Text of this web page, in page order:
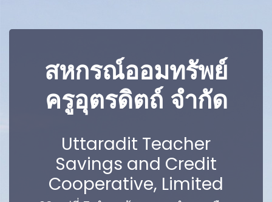
สหกรณ์ออมทรัพย์
ครูอุตรดิตถ์ จำกัด
Uttaradit Teacher
Savings and Credit
Cooperative, Limited